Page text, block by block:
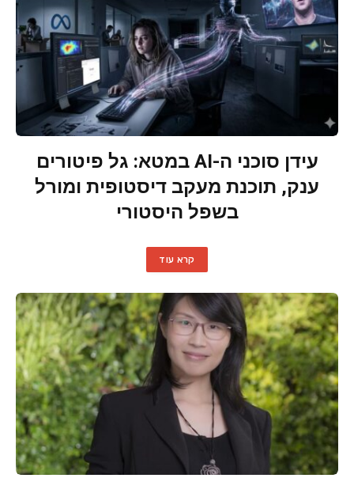
עידן סוכני ה-AI במטא: גל פיטורים
ענק, תוכנת מעקב דיסטופית ומורל
בשפל היסטורי
קרא עוד